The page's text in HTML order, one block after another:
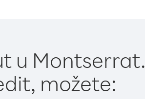
u Montserrat.
možete: